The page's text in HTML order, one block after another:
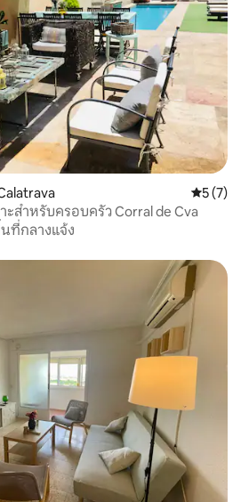
คะแนนเฉ
5 (7)
สำหรับครอบครัว Corral de Cva
ที่กลางแจ้ง